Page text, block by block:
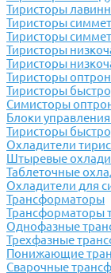
Тиристоры
Тиристоры
Тиристоры
Тиристоры
Тиристоры
Тиристоры
Тиристоры
Симисторы
Блоки
Тиристоры
Охладители
Штыревые
Таблеточные
Охладители для
Трансформаторы
Трансформаторы
Однофазные
Трехфазные
Понижающие
Сварочные